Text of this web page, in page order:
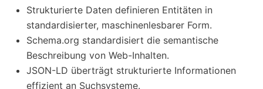
Strukturierte Daten definieren Entitäten in
standardisierter, maschinenlesbarer Form.
Schema.org standardisiert die semantische
Beschreibung von Web-Inhalten.
JSON-LD überträgt strukturierte Informationen
effizient an Suchsysteme.